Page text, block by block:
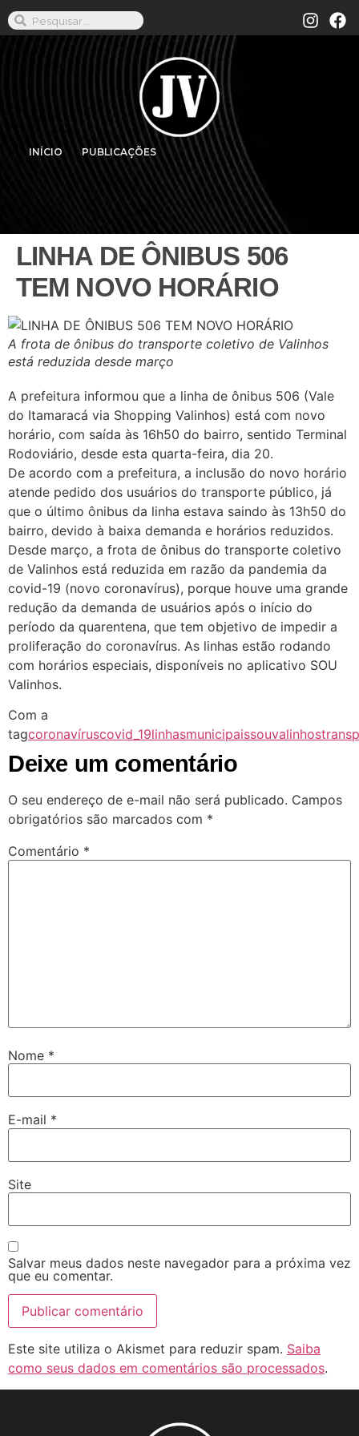
INÍCIO PUBLICAÇÕES
LINHA DE ÔNIBUS 506
TEM NOVO HORÁRIO
A frota de ônibus do transporte coletivo de Valinhos
está reduzida desde março
A prefeitura informou que a linha de ônibus 506 (Vale
do Itamaracá via Shopping Valinhos) está com novo
horário, com saída às 16h50 do bairro, sentido Terminal
Rodoviário, desde esta quarta-feira, dia 20.
De acordo com a prefeitura, a inclusão do novo horário
atende pedido dos usuários do transporte público, já
que o último ônibus da linha estava saindo às 13h50 do
bairro, devido à baixa demanda e horários reduzidos.
Desde março, a frota de ônibus do transporte coletivo
de Valinhos está reduzida em razão da pandemia da
covid-19 (novo coronavírus), porque houve uma grande
redução da demanda de usuários após o início do
período da quarentena, que tem objetivo de impedir a
proliferação do coronavírus. As linhas estão rodando
com horários especiais, disponíveis no aplicativo SOU
Valinhos.
Com a
tagcoronavíruscovid_19linhasmunicipaissouvalinhos
Deixe um comentário
O seu endereço de e-mail não será publicado. Campos
obrigatórios são marcados com *
Comentário *
Nome *
E-mail *
Site
Salvar meus dados neste navegador para a próxima vez
que eu comentar.
Este site utiliza o Akismet para reduzir spam. Saiba
como seus dados em comentários são processados.